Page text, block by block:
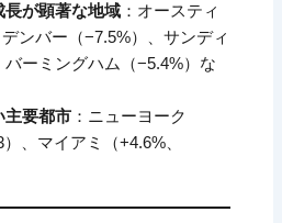
長が顕著な地域 ：オースティ
ンバー（−7.5%）、サンディ
バーミングハム（−5.4%）な
主要都市 ：ニューヨーク
）、マイアミ（+4.6%、